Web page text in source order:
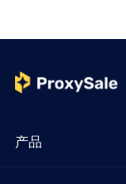
产品